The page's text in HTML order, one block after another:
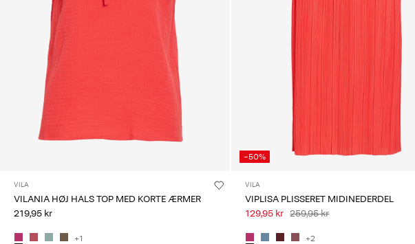
VILA
VILANIA HØJ HALS TOP MED KORTE ÆRMER
219,95 kr
+1
-50%
VILA
VIPLISA PLISSERET MIDINEDERDEL
129,95 kr 259,95 kr
+2